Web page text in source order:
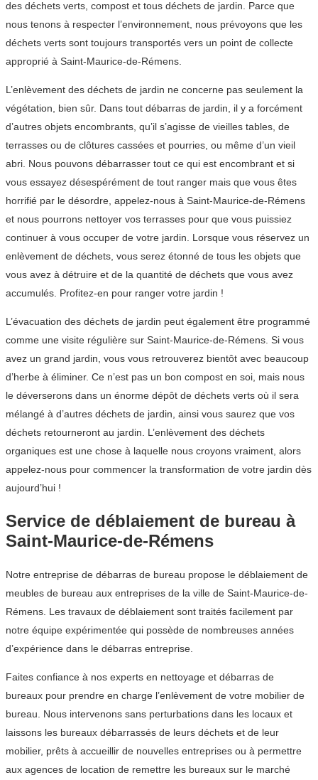
des déchets verts, compost et tous déchets de jardin. Parce que
nous tenons à respecter l’environnement, nous prévoyons que les
déchets verts sont toujours transportés vers un point de collecte
approprié à Saint-Maurice-de-Rémens.
L’enlèvement des déchets de jardin ne concerne pas seulement la
végétation, bien sûr. Dans tout débarras de jardin, il y a forcément
d’autres objets encombrants, qu’il s’agisse de vieilles tables, de
terrasses ou de clôtures cassées et pourries, ou même d’un vieil
abri. Nous pouvons débarrasser tout ce qui est encombrant et si
vous essayez désespérément de tout ranger mais que vous êtes
horrifié par le désordre, appelez-nous à Saint-Maurice-de-Rémens
et nous pourrons nettoyer vos terrasses pour que vous puissiez
continuer à vous occuper de votre jardin. Lorsque vous réservez un
enlèvement de déchets, vous serez étonné de tous les objets que
vous avez à détruire et de la quantité de déchets que vous avez
accumulés. Profitez-en pour ranger votre jardin !
L’évacuation des déchets de jardin peut également être programmé
comme une visite régulière sur Saint-Maurice-de-Rémens. Si vous
avez un grand jardin, vous vous retrouverez bientôt avec beaucoup
d’herbe à éliminer. Ce n’est pas un bon compost en soi, mais nous
le déverserons dans un énorme dépôt de déchets verts où il sera
mélangé à d’autres déchets de jardin, ainsi vous saurez que vos
déchets retourneront au jardin. L’enlèvement des déchets
organiques est une chose à laquelle nous croyons vraiment, alors
appelez-nous pour commencer la transformation de votre jardin dès
aujourd’hui !
Service de déblaiement de bureau à
Saint-Maurice-de-Rémens
Notre entreprise de débarras de bureau propose le déblaiement de
meubles de bureau aux entreprises de la ville de Saint-Maurice-de-
Rémens. Les travaux de déblaiement sont traités facilement par
notre équipe expérimentée qui possède de nombreuses années
d’expérience dans le débarras entreprise.
Faites confiance à nos experts en nettoyage et débarras de
bureaux pour prendre en charge l’enlèvement de votre mobilier de
bureau. Nous intervenons sans perturbations dans les locaux et
laissons les bureaux débarrassés de leurs déchets et de leur
mobilier, prêts à accueillir de nouvelles entreprises ou à permettre
aux agences de location de remettre les bureaux sur le marché